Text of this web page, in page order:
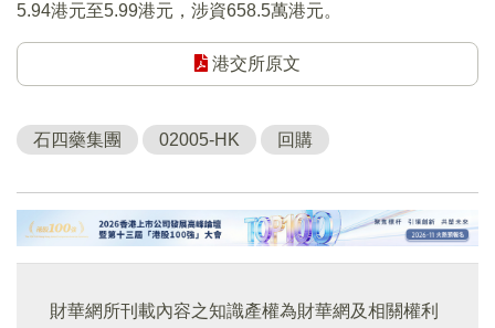
5.94港元至5.99港元，涉資658.5萬港元。
港交所原文
石四藥集團 02005-HK 回購
財華網所刊載內容之知識產權為財華網及相關權利